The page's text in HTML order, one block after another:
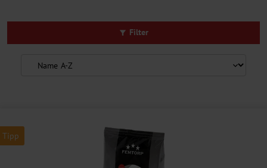
filter_alt Filter
Tipp